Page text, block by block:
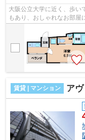
大阪公立大学に近く、歩い
もあり、おしゃれなお部屋になっております
らしも安心です！ペット飼
賃貸 | マンション ア